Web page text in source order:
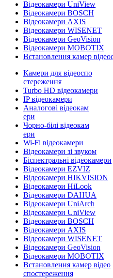
Відеокамери UniView
Відеокамери BOSCH
Відеокамери AXIS
Відеокамери WISENET
Відеокамери GeoVision
Відеокамери MOBOTIX
Встановлення камер
Камери для відеоспо
стереження
Turbo HD відеокамери
IP відеокамери
Аналогові відеокам
ери
Чорно-білі відеокам
ери
Wi-Fi відеокамери
Відеокамери зі звуком
Біспектральні відеокамери
Відеокамери EZVIZ
Відеокамери HIKVISION
Відеокамери HiLook
Відеокамери DAHUA
Відеокамери UniArch
Відеокамери UniView
Відеокамери BOSCH
Відеокамери AXIS
Відеокамери WISENET
Відеокамери GeoVision
Відеокамери MOBOTIX
Встановлення камер відео
спостереження